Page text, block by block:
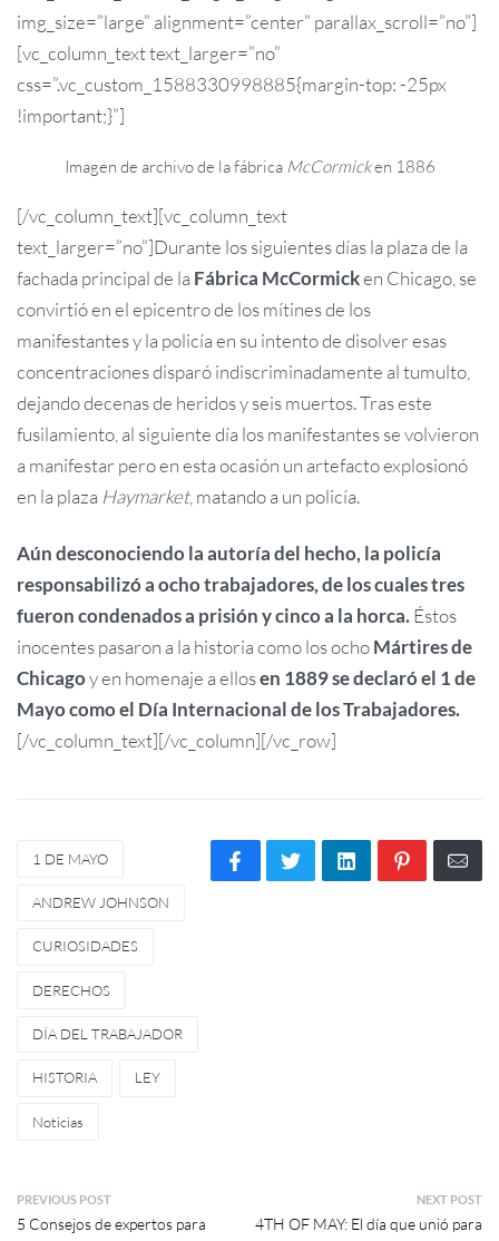
img_size=”large” alignment=”center” parallax_scroll=”no”]
[vc_column_text text_larger=”no”
css=”.vc_custom_1588330998885{margin-top: -25px
!important;}”]
Imagen de archivo de la fábrica McCormicken 1886
[/vc_column_text][vc_column_text
text_larger=”no”]Durante los siguientes días la plaza de la
fachada principal de la Fábrica McCormicken Chicago, se
convirtió en el epicentro de los mítines de los
manifestantes y la policía en su intento de disolver esas
concentraciones disparó indiscriminadamente al tumulto,
dejando decenas de heridos y seis muertos. Tras este
fusilamiento, al siguiente día los manifestantes se volvieron
a manifestar pero en esta ocasión un artefacto explosionó
en la plaza Haymarket, matando a un policía.
Aún desconociendo la autoría del hecho, la policía
responsabilizó a ocho trabajadores, de los cuales tres
fueron condenados a prisión y cinco a la horca.Éstos
inocentes pasaron a la historia como los ochoMártires de
Chicagoy en homenaje a ellosen 1889 se declaró el 1 de
Mayo como el Día Internacional de los Trabajadores.
[/vc_column_text][/vc_column][/vc_row]
1 DE MAYO
ANDREW JOHNSON
CURIOSIDADES
DERECHOS
DÍA DEL TRABAJADOR
HISTORIA LEY
Noticias
PREVIOUS POST
5 Consejos de expertos para
NEXT POST
4TH OF MAY: El día que unió para